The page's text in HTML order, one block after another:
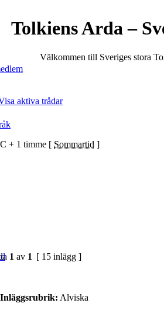
Tolkiens Arda –
Välkommen till Sveriges stora
aktiva trådar
+ 1 timme [ Sommartid ]
1 av 1 [ 15 inlägg ]
Inläggsrubrik: Alviska